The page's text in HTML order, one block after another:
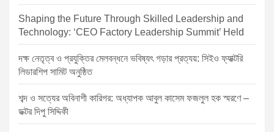
Shaping the Future Through Skilled Leadership and
Technology: ‘CEO Factory Leadership Summit’ Held
দক্ষ নেতৃত্ব ও প্রযুক্তির মেলবন্ধনে ভবিষ্যৎ গড়ার প্রত্যয়: সিইও ফ্যাক্টরি
লিডারশিপ সামিট অনুষ্ঠিত
শব্দ ও সত্যের অবিনাশী কারিগর: অধ্যাপক আবুল কাসেম ফজলুল হক স্মরণে –
ডক্টর দিপু সিদ্দিকী